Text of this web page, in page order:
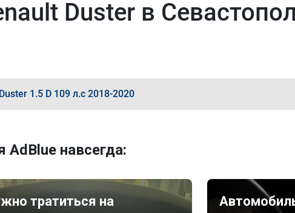
Duster в
1.5 D 109 л.с 2018-2020
навсегда:
тратиться на